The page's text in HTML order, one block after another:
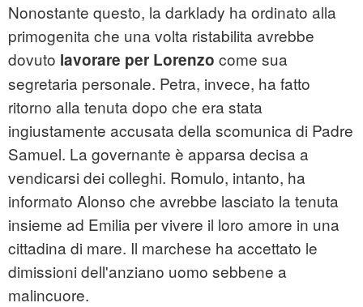
Nonostante questo, la darklady ha ordinato alla
primogenita che una volta ristabilita avrebbe
dovuto lavorare per Lorenzo come sua
segretaria personale. Petra, invece, ha fatto
ritorno alla tenuta dopo che era stata
ingiustamente accusata della scomunica di Padre
Samuel. La governante è apparsa decisa a
vendicarsi dei colleghi. Romulo, intanto, ha
informato Alonso che avrebbe lasciato la tenuta
insieme ad Emilia per vivere il loro amore in una
cittadina di mare. Il marchese ha accettato le
dimissioni dell'anziano uomo sebbene a
malincuore.